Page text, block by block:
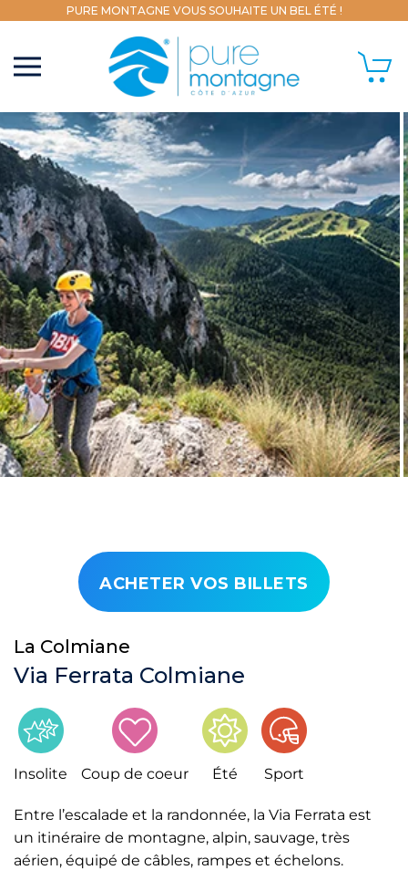
PURE MONTAGNE VOUS SOUHAITE UN BEL ÉTÉ !
ACHETER VOS BILLETS
La Colmiane
Via Ferrata Colmiane
Insolite Coup de coeur Été Sport
Entre l’escalade et la randonnée, la Via Ferrata est
un itinéraire de montagne, alpin, sauvage, très
aérien, équipé de câbles, rampes et échelons.